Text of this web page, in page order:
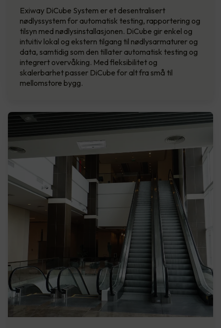
Exiway DiCube System er et desentralisert
nødlyssystem for automatisk testing, rapportering og
tilsyn med nødlysinstallasjonen. DiCube gir enkel og
intuitiv lokal og ekstern tilgang til nødlysarmaturer og
data, samtidig som den tillater automatisk testing og
integrert overvåking. Med fleksibilitet og
skalerbarhet passer DiCube for alt fra små til
mellomstore bygg.